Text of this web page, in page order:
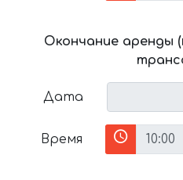
Окончание аренды
Дата
Время